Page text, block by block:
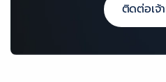
ติดต่อเจ้